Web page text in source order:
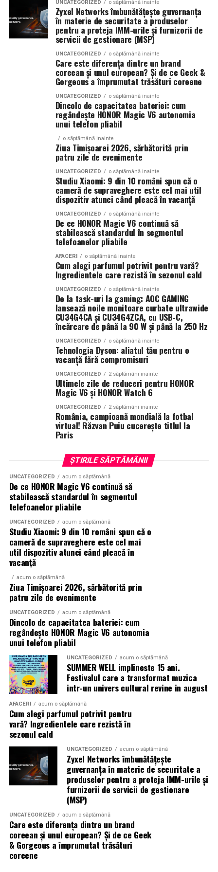
Campaniile moderne permit segmentarea precisă a
publicului și optimizarea continuă a mesajelor. Acest
lucru contribuie la creșterea rentabilității investiției și la
îmbunătățirea performanței generale a strategiei de
O strategie digitală eficientă presupune colaborarea
dintre toate componentele importante: website, SEO,
conținut, promovare și analiză de date. Atunci când
aceste elemente sunt integrate corect, rezultatele devin
mai stabile și mai predictibile.
Pe termen lung, beneficiile sunt evidente. Crește
numărul de clienți, se consolidează reputația brandului
și se dezvoltă relații mai puternice cu publicul. În plus,
investițiile realizate în mediul online produc efecte care
se acumulează și generează valoare constantă.
Companiile care tratează mediul digital ca pe un activ
strategic observă frecvent creșteri ale veniturilor și o
poziționare mai bună în piață. Aceste avantaje oferă
stabilitate și creează premisele unei dezvoltări
În concluzie, integrarea unui website performant cu
optimizarea și promovarea eficientă reprezintă una
dintre cele mai profitabile direcții de dezvoltare pentru
orice afacere care dorește să își crească numărul de
clienți și să își consolideze prezența online.
(Advertorial AI)
La La Lime
– prospețime reinterpretată
Dacă preferi parfumurile fresh, luminoase și energice, La
La Lime este alegerea potrivită.
Parfumul este construit în jurul lime-ului peruvian,
completat de un acord de lenjerie proaspăt spălată și
Akigalawood, o notă lemnoasă modernă care oferă
profunzime și persistență. Rezultatul este un parfum
vibrant, contemporan și ușor de purtat în orice moment
Tropic Thunder– vacanța într-o sticlă
Pentru cei care preferă parfumurile mai calde și
senzuale, Tropic Thunder propune o atmosferă complet
Smochina coaptă, laptele de cocos și lemnul de santal
construiesc o compoziție inspirată de zilele petrecute la
soare și de energia destinațiilor tropicale. Este un
parfum care îmbină prospețimea fructelor cu confortul
notelor cremoase și lemnoase, fiind ideal pentru serile
Parfumuri create fără limite
La La Lime, cât șiTropic Thunderfac parte dinTop
, prima colecție Oriflame inspirată din parfumeria
Colecția a fost dezvoltată în colaborare cu Givaudan și
cu noua generație de parfumieri ai școlii sale de
parfumerie. În cadrul unui proiect unic, aceștia au
primit aceeași provocare: să creeze fără reguli, fără
constrângeri comerciale și fără limitări de cost.
Rezultatul este o colecție de parfumuri moderne,
construite în jurul creativității și al ingredientelor
Pentru cei care vor să descopere mai mult decât
parfumul din sticlă, Oriflame a lansat și o serie
episoade disponibile pe YouTube , unde poate fi urmărit
întregul proces de creație, de la inspirație și alegerea
ingredientelor până la competiția dintre parfumieri.
Ce parfum alegi vara?Nu există un răspuns universal.
Dacă îți plac parfumurile proaspete, citrice și energice,
ingredientele precum lime-ul sunt alegerea ideală. Dacă
de smochină, cocos și lemn de santal sunt perfecte
pentru serile de vară.
Indiferent de preferințe, sezonul cald este momentul
ideal să experimentezi și să descoperi parfumuri
Top Scents de la Oriflame demonstrează că
ingredientele premium, creativitatea și accesibilitatea
pot exista în aceeași sticlă.
(Advertorial)
UNCATEGORIZED o săptămână inainte
Zyxel Networks îmbunătățește guvernanța
în materie de securitate a produselor
pentru a proteja IMM-urile și furnizorii de
servicii de gestionare (MSP)
UNCATEGORIZED o săptămână inainte
Care este diferența dintre un brand
coreean și unul european? Și de ce Geek &
Gorgeous a împrumutat trăsături coreene
UNCATEGORIZED o săptămână inainte
Dincolo de capacitatea bateriei: cum
regândește HONOR Magic V6 autonomia
unui telefon pliabil
o săptămână inainte
Ziua Timișoarei 2026, sărbătorită prin
patru zile de evenimente
UNCATEGORIZED o săptămână inainte
Studiu Xiaomi: 9 din 10 români spun că o
cameră de supraveghere este cel mai util
dispozitiv atunci când pleacă în vacanță
UNCATEGORIZED o săptămână inainte
De ce HONOR Magic V6 continuă să
stabilească standardul în segmentul
telefoanelor pliabile
AFACERI o săptămână inainte
Cum alegi parfumul potrivit pentru vară?
Ingredientele care rezistă în sezonul cald
UNCATEGORIZED o săptămână inainte
De la task-uri la gaming: AOC GAMING
lansează noile monitoare curbate ultrawide
CU34G4CA și CU34G4ZCA, cu USB-C,
încărcare de până la 90 W și până la 250 Hz
UNCATEGORIZED o săptămână inainte
Tehnologia Dyson: aliatul tău pentru o
vacanță fără compromisuri
UNCATEGORIZED 2 săptămâni inainte
Ultimele zile de reduceri pentru HONOR
Magic V6 și HONOR Watch 6
UNCATEGORIZED 2 săptămâni inainte
România, campioană mondială la fotbal
virtual! Răzvan Puiu cucerește titlul la
Paris
ȘTIRILE SĂPTĂMÂNII
UNCATEGORIZED acum o săptămână
De ce HONOR Magic V6 continuă să
stabilească standardul în segmentul
telefoanelor pliabile
UNCATEGORIZED acum o săptămână
Studiu Xiaomi: 9 din 10 români spun că o
cameră de supraveghere este cel mai
util dispozitiv atunci când pleacă în
vacanță
acum o săptămână
Ziua Timișoarei 2026, sărbătorită prin
patru zile de evenimente
UNCATEGORIZED acum o săptămână
Dincolo de capacitatea bateriei: cum
regândește HONOR Magic V6 autonomia
unui telefon pliabil
UNCATEGORIZED acum o săptămână
SUMMER WELL implineste 15 ani.
Festivalul care a transformat muzica
intr-un univers cultural revine in august
AFACERI acum o săptămână
Cum alegi parfumul potrivit pentru
vară? Ingredientele care rezistă în
sezonul cald
UNCATEGORIZED acum o săptămână
Zyxel Networks îmbunătățește
guvernanța în materie de securitate a
produselor pentru a proteja IMM-urile și
furnizorii de servicii de gestionare
(MSP)
UNCATEGORIZED acum o săptămână
Care este diferența dintre un brand
coreean și unul european? Și de ce Geek
& Gorgeous a împrumutat trăsături
coreene